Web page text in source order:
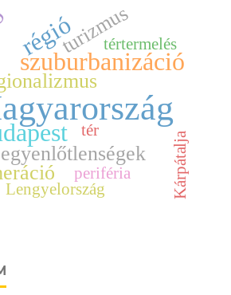
szuburbanizáció
régióturizmus
tér
tértermelés
periféria Kárpátalja
Lengyelország